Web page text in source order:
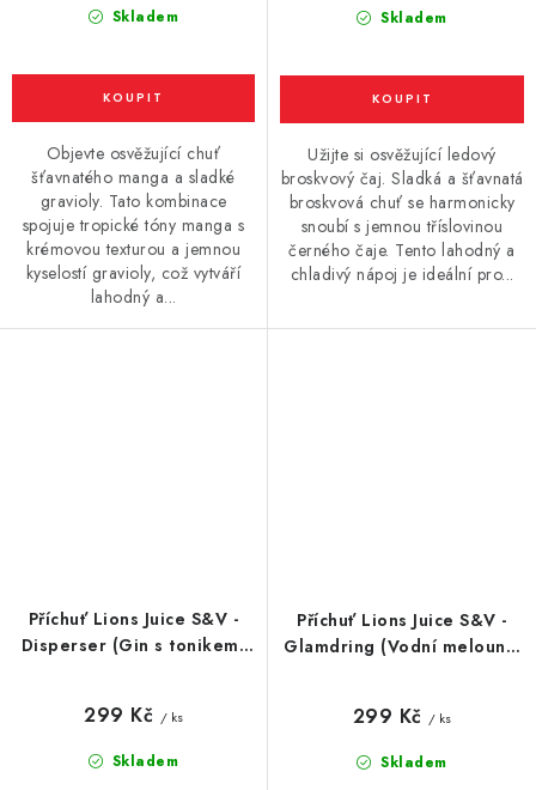
Skladem
Objevte osvěžující chuť
šťavnatého manga a sladké
gravioly. Tato kombinace
spojuje tropické tóny manga s
krémovou texturou a jemnou
kyselostí gravioly, což vytváří
lahodný a...
Skladem
Užijte si osvěžující ledový
broskvový čaj. Sladká a šťavnatá
broskvová chuť se harmonicky
snoubí s jemnou tříslovinou
černého čaje. Tento lahodný a
chladivý nápoj je ideální pro...
Příchuť Lions Juice S&V -
Disperser (Gin s tonikem)
Skladem
299 Kč / ks
Příchuť Lions Juice S&V -
Glamdring (Vodní meloun s
Skladem
299 Kč / ks